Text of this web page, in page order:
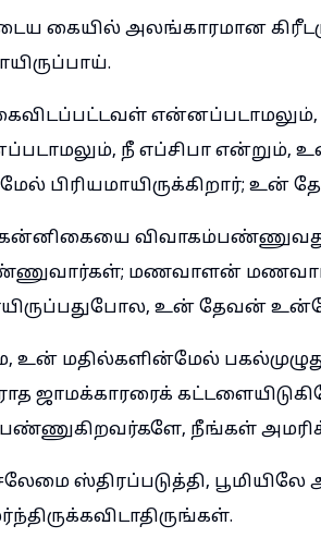
கையில் அலங்காரமான
நீ எப்சிபா என்றும்,
பிரியமாயிருக்கிறார்; உன்
கன்னிகையை
மணவாளன்
உன் தேவன்
உன் மதில்களின்மேல்
ஜாமக்காரரைக்
நீங்கள்
ஸ்திரப்படுத்தி,